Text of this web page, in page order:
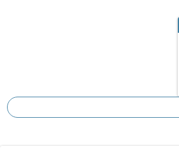
モチベーション
より満足いただ
全国各地よりフ